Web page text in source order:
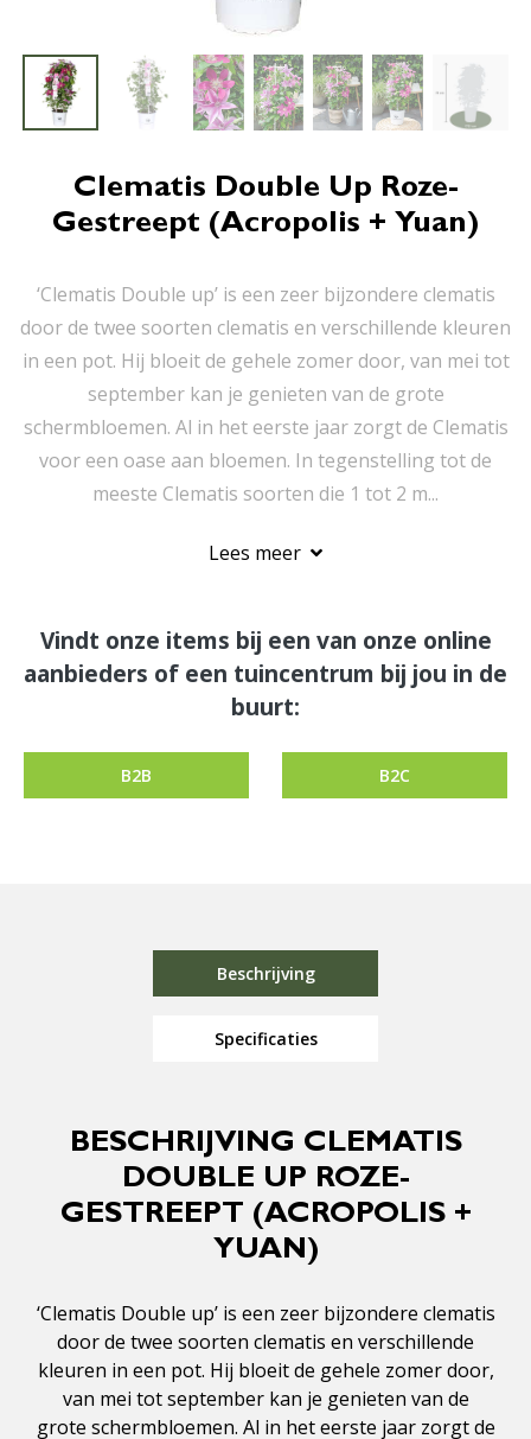
Clematis Double Up Roze-
Gestreept (Acropolis + Yuan)
‘Clematis Double up’ is een zeer bijzondere clematis
door de twee soorten clematis en verschillende kleuren
in een pot. Hij bloeit de gehele zomer door, van mei tot
september kan je genieten van de grote
schermbloemen. Al in het eerste jaar zorgt de Clematis
voor een oase aan bloemen. In tegenstelling tot de
meeste Clematis soorten die 1 tot 2 m...
Lees meer
Vindt onze items bij een van onze online
aanbieders of een tuincentrum bij jou in de
buurt:
B2B B2C
Beschrijving
Specificaties
BESCHRIJVING CLEMATIS
DOUBLE UP ROZE-
GESTREEPT (ACROPOLIS +
YUAN)
‘Clematis Double up’ is een zeer bijzondere clematis
door de twee soorten clematis en verschillende
kleuren in een pot. Hij bloeit de gehele zomer door,
van mei tot september kan je genieten van de
grote schermbloemen. Al in het eerste jaar zorgt de